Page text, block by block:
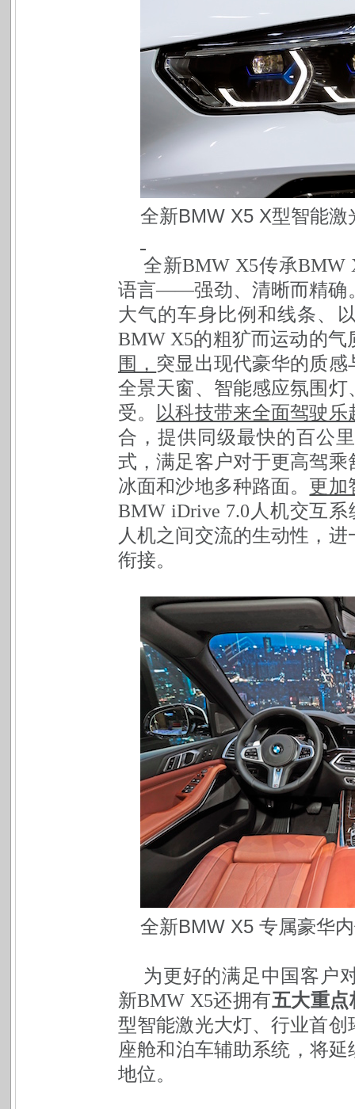
全新BMW X5 X型智能激
全新BMW X5传承
语言——强劲、清晰而精确
大气的车身比例和线条、
BMW X5的粗犷而运动的气
围， 突显出现代豪华的质
全景天窗、智能感应氛围
受。
以科技带来全面驾驶
合，提供同级最快的百公
式，满足客户对于更高驾
冰面和沙地多种路面。 更加
BMW iDrive 7.0人机交互
人机之间交流的生动性，
衔接。
全新BMW X5 专属豪华
为更好的满足中国客户
新BMW X5还拥有五大重点
型智能激光大灯、行业首
座舱和泊车辅助系统，将
地位。